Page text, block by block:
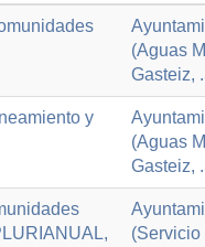
(Aguas
Gasteiz,
y
(Aguas
Gasteiz,
(Servicio